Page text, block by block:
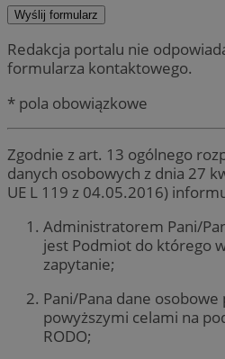
Redakcja portalu nie
formularza kontaktowego.
* pola obowiązkowe
Zgodnie z art. 13 ogólnego
danych osobowych z dnia 27
UE L 119 z 04.05.2016)
Administratorem Pani/
jest Podmiot do którego
zapytanie;
Pani/Pana dane
powyższymi celami na
RODO;